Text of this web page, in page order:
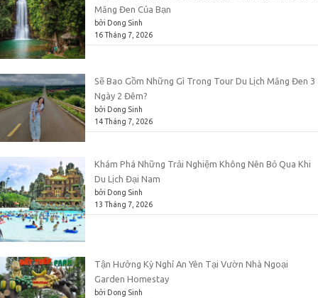
Măng Đen Của Bạn
bởi Dong Sinh
16 Tháng 7, 2026
Sẽ Bao Gồm Những Gì Trong Tour Du Lịch Măng Đen 3
Ngày 2 Đêm?
bởi Dong Sinh
14 Tháng 7, 2026
Khám Phá Những Trải Nghiệm Không Nên Bỏ Qua Khi
Du Lịch Đại Nam
bởi Dong Sinh
13 Tháng 7, 2026
Tận Hưởng Kỳ Nghỉ An Yên Tại Vườn Nhà Ngoại
Garden Homestay
bởi Dong Sinh